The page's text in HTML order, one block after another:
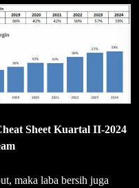
Sheet Kuartal II-2024
maka laba bersih juga